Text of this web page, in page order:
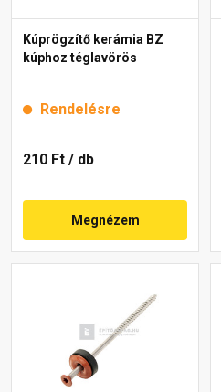
Kúprögzítő kerámia BZ
kúphoz téglavörös
Rendelésre
210 Ft / db
Megnézem